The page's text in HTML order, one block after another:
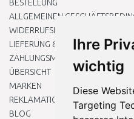
Ihre
wichtig
Diese
Targeting
BESTELLUNG
ALLGEMEINEN
WIDERRUFSRECHT
LIEFERUNG & ZAHLUNG
ZAHLUNGSMETHODEN
ÜBERSICHT
MARKEN
REKLAMATIONEN UND RETOUREN
BLOG